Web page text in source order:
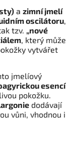
a zimní jmelí
oscilátoru,
tzv. „nové
, který může
vytvářet
jmelíový
esencí
pokožku.
dodávají
vůni, vhodnou i